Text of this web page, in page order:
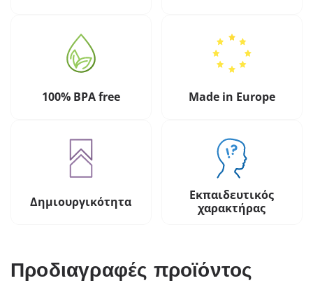
100% BPA free Made in Europe
Δημιουργικότητα
Εκπαιδευτικός
χαρακτήρας
Προδιαγραφές προϊόντος